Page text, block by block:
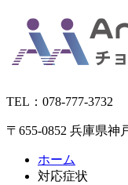
ン
へ
キ
TEL：078-777-3732
〒655-0852 兵庫県神
ホーム
対応症状